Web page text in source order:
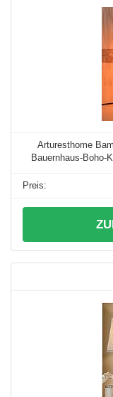
Arturesthome
Bauernhaus-Boho-